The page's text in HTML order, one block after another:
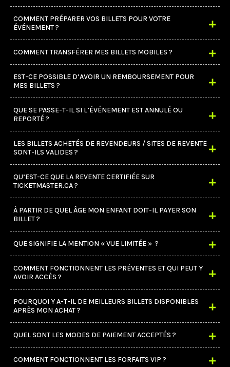
COMMENT PRÉPARER VOS BILLETS POUR VOTRE
ÉVÉNEMENT ?
COMMENT TRANSFÉRER MES BILLETS MOBILES ?
EST-CE POSSIBLE D’AVOIR UN REMBOURSEMENT POUR
MES BILLETS ?
QUE SE PASSE-T-IL SI L’ÉVÉNEMENT EST ANNULÉ OU
REPORTÉ ?
LES BILLETS ACHETÉS DE REVENDEURS / SITES DE REVENTE
SONT-ILS VALIDES ?
QU’EST-CE QUE LA REVENTE CERTIFIÉE SUR
TICKETMASTER.CA ?
À PARTIR DE QUEL ÂGE MON ENFANT DOIT-IL PAYER SON
BILLET ?
QUE SIGNIFIE LA MENTION « VUE LIMITÉE » ?
COMMENT FONCTIONNENT LES PRÉVENTES ET QUI PEUT Y
AVOIR ACCÈS ?
POURQUOI Y A-T-IL DE MEILLEURS BILLETS DISPONIBLES
APRÈS MON ACHAT ?
QUEL SONT LES MODES DE PAIEMENT ACCEPTÉS ?
COMMENT FONCTIONNENT LES FORFAITS VIP ?